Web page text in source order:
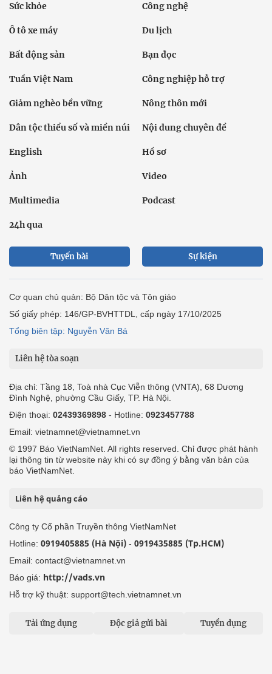
Sức khỏe Công nghệ
Ô tô xe máy Du lịch
Bất động sản Bạn đọc
Tuần Việt Nam Công nghiệp hỗ trợ
Giảm nghèo bền vững Nông thôn mới
Dân tộc thiểu số và miền núi Nội dung chuyên đề
English Hồ sơ
Ảnh Video
Multimedia Podcast
24h qua
Tuyến bài Sự kiện
Cơ quan chủ quản: Bộ Dân tộc và Tôn giáo
Số giấy phép: 146/GP-BVHTTDL, cấp ngày 17/10/2025
Tổng biên tập: Nguyễn Văn Bá
Liên hệ tòa soạn
Địa chỉ: Tầng 18, Toà nhà Cục Viễn thông (VNTA), 68 Dương
Đình Nghệ, phường Cầu Giấy, TP. Hà Nội.
Điện thoại: 02439369898 - Hotline: 0923457788
Email: vietnamnet@vietnamnet.vn
© 1997 Báo VietNamNet. All rights reserved. Chỉ được phát hành
lại thông tin từ website này khi có sự đồng ý bằng văn bản của
báo VietNamNet.
Liên hệ quảng cáo
Công ty Cổ phần Truyền thông VietNamNet
Hotline: 0919405885 (Hà Nội) - 0919435885 (Tp.HCM)
Email: contact@vietnamnet.vn
Báo giá: http://vads.vn
Hỗ trợ kỹ thuật: support@tech.vietnamnet.vn
Tải ứng dụng Độc giả gửi bài Tuyển dụng